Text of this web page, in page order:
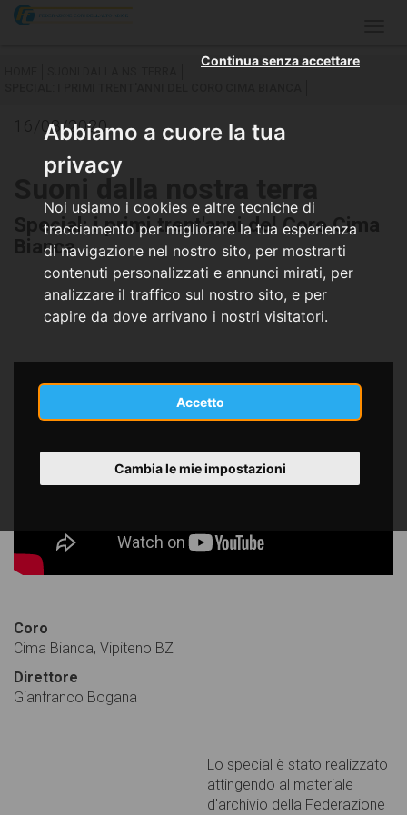
Abbiamo a cuore la tua
privacy
Noi usiamo i cookies e altre tecniche di
tracciamento per migliorare la tua esperienza
di navigazione nel nostro sito, per mostrarti
contenuti personalizzati e annunci mirati, per
analizzare il traffico sul nostro sito, e per
capire da dove arrivano i nostri visitatori.
Accetto
Continua senza accettare
Cambia le mie impostazioni
16/08/2020
Suoni dalla nostra terra
Special: i primi trent'anni del Coro Cima
Bianca
Coro
Cima Bianca, Vipiteno BZ
Direttore
Gianfranco Bogana
Lo special è stato realizzato
attingendo al materiale
d'archivio della Federazione